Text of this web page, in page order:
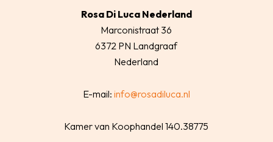
Rosa Di Luca Nederland
Marconistraat 36
6372 PN Landgraaf
Nederland
E-mail: info@rosadiluca.nl
Kamer van Koophandel 140.38775